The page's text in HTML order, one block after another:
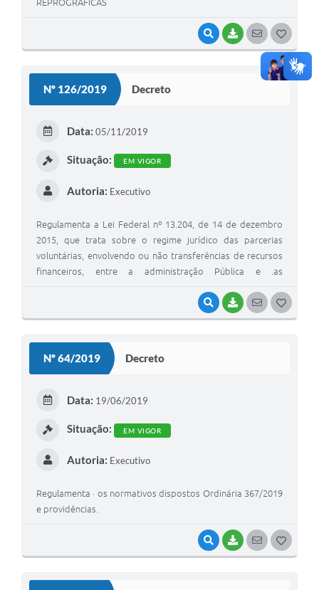
VISUALIZAR
BAIXARSEGUIR
Nº 126/2019 Decreto
VISUALIZAR
BAIXARSEGUIR
Data: 05/11/2019
Situação: EM VIGOR
Autoria: Executivo
Regulamenta a Lei Federal nº 13.204, de 14 de dezembro
2015, que trata sobre o regime jurídico das parcerias
voluntárias, envolvendo ou não transferências de recursos
financeiros, entre a administração Pública e .as
cooperação, para a consecução de finalidades de interesse
público;
Nº 64/2019 Decreto
VISUALIZAR
BAIXARSEGUIR
Data: 19/06/2019
Situação: EM VIGOR
Autoria: Executivo
Regulamenta · os normativos dispostos Ordinária 367/2019
e providências.